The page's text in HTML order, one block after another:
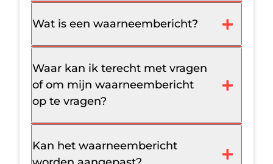
Wat is een waarneembericht?
Waar kan ik terecht met vragen
of om mijn waarneembericht
op te vragen?
Kan het waarneembericht